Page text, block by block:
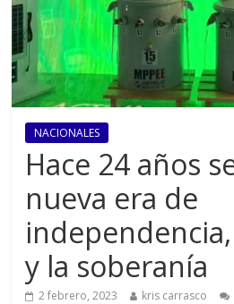
NACIONALES
Hace 24 años
nueva era de
y la soberanía
2 febrero, 2023 kris carrasco